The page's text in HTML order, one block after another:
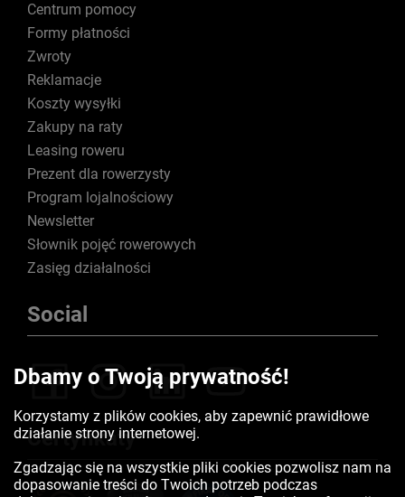
Centrum pomocy
Formy płatności
Zwroty
Reklamacje
Koszty wysyłki
Zakupy na raty
Leasing roweru
Prezent dla rowerzysty
Program lojalnościowy
Newsletter
Słownik pojęć rowerowych
Zasięg działalności
Social
Certyfikaty
Dbamy o Twoją prywatność!
Korzystamy z plików cookies, aby zapewnić prawidłowe
działanie strony internetowej.
Zgadzając się na wszystkie pliki cookies pozwolisz nam na
dopasowanie treści do Twoich potrzeb podczas